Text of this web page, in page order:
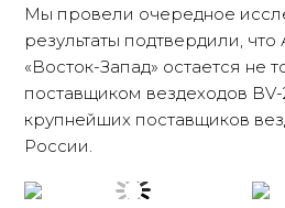
Мы провели очередное
результаты подтвердили,
«Восток-Запад» остается не
поставщиком вездеходов
крупнейших поставщиков
России.